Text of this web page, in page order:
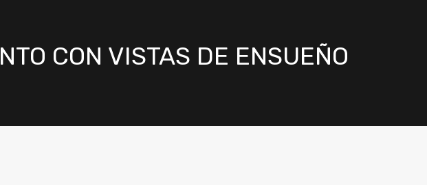
CON VISTAS DE ENSUEÑO